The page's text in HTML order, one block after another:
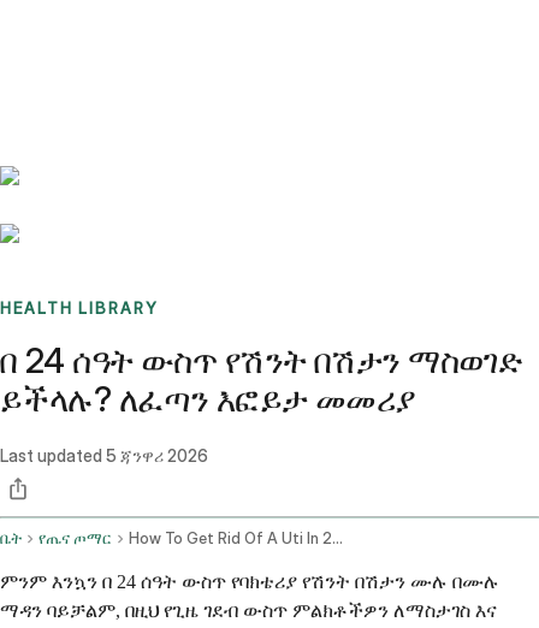
HEALTH LIBRARY
በ 24 ሰዓት ውስጥ የሽንት በሽታን ማስወገድ
ይችላሉ? ለፈጣን እፎይታ መመሪያ
Last updated 5 ጃንዋሪ 2026
ቤት የጤና ጦማር How To Get Rid Of A Uti In 24 Hours
ምንም እንኳን በ 24 ሰዓት ውስጥ የባክቴሪያ የሽንት በሽታን ሙሉ በሙሉ
ማዳን ባይቻልም, በዚህ የጊዜ ገደብ ውስጥ ምልክቶችዎን ለማስታገስ እና